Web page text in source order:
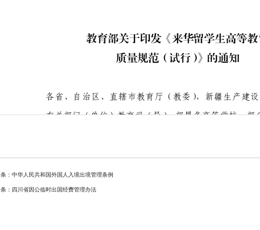
：中华人民共和国外国人入境出境管理条例
：四川省因公临时出国经费管理办法